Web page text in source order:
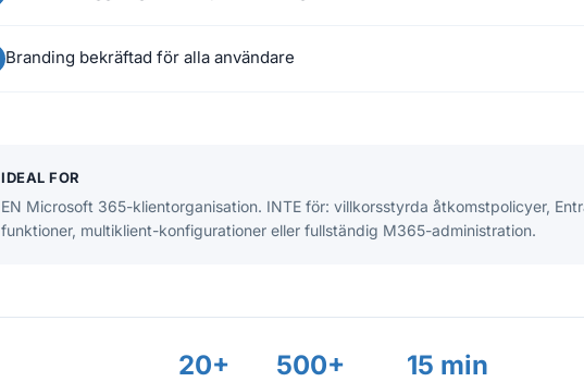
Branding bekräftad för alla användare
IDEAL FOR
EN Microsoft 365-klientorganisation. INTE för: villkorsstyrda åtkomstpolicyer,
funktioner, multiklient-konfigurationer eller fullständig M365-administration.
20+ 500+ 15 min